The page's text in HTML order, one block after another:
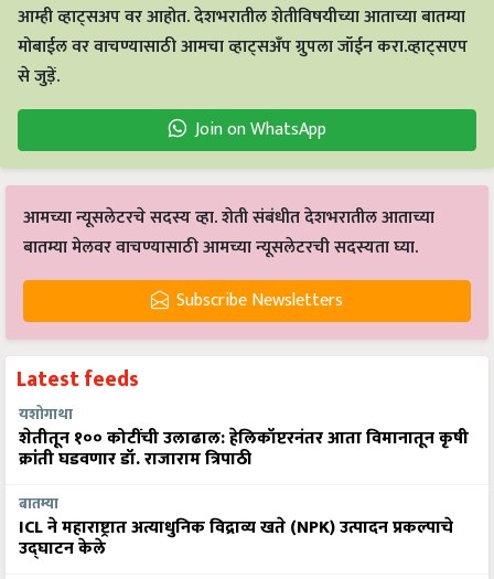
आम्ही व्हाट्सअप वर आहोत. देशभरातील शेतीविषयीच्या आताच्या बातम्या
मोबाईल वर वाचण्यासाठी आमचा व्हाट्सअँप ग्रुपला जॉईन करा.व्हाट्सएप
से जुड़ें.
Join on WhatsApp
आमच्या न्यूसलेटरचे सदस्य व्हा. शेती संबंधीत देशभरातील आताच्या
बातम्या मेलवर वाचण्यासाठी आमच्या न्यूसलेटरची सदस्यता घ्या.
Subscribe Newsletters
Latest feeds
यशोगाथा
शेतीतून १०० कोटींची उलाढाल: हेलिकॉप्टरनंतर आता विमानातून कृषी
क्रांती घडवणार डॉ. राजाराम त्रिपाठी
बातम्या
ICL ने महाराष्ट्रात अत्याधुनिक विद्राव्य खते (NPK) उत्पादन प्रकल्पाचे
उद्घाटन केले